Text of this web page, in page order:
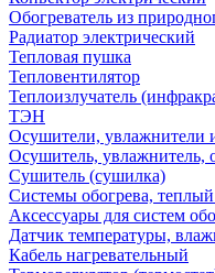
Обогреватель из
Радиатор электрический
Тепловая пушка
Тепловентилятор
Теплоизлучатель
ТЭН
Осушители, увлажнители
Осушитель, увлажнитель,
Сушитель (сушилка)
Системы обогрева,
Аксессуары для систем
Датчик температуры,
Кабель нагревательный